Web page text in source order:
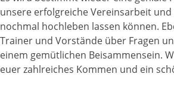
unsere erfolgreiche Vereinsarbeit und
nochmal hochleben lassen können.
Trainer und Vorstände über Fragen
einem gemütlichen Beisammensein.
euer zahlreiches Kommen und ein